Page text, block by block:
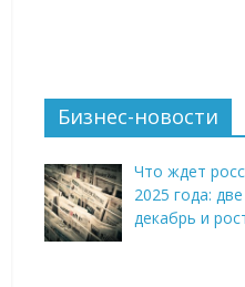
Бизнес-новости
Что ждет
2025 года:
декабрь и